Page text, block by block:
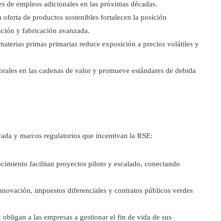
de empleos adicionales en las próximas décadas.
de productos sostenibles fortalecen la posición
y fabricación avanzada.
primas primarias reduce exposición a precios volátiles y
en las cadenas de valor y promueve estándares de debida
y marcos regulatorios que incentivan la RSE:
facilitan proyectos piloto y escalado, conectando
impuestos diferenciales y contratos públicos verdes
obligan a las empresas a gestionar el fin de vida de sus